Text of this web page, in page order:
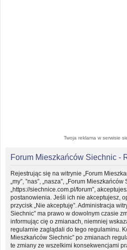
Twoja reklama w serwisie
Forum Mieszkańców Siechnic -
Rejestrując się na witrynie „Forum
„my”, ”nas”, „nasza”, „Forum Mieszkańców
„https://siechnice.com.pl/forum”,
postanowienia. Jeśli ich nie akceptujesz,
przycisk „Nie akceptuję”. Administracja
Siechnic” ma prawo w dowolnym czasie
informując cię o zmianach, niemniej
regularnie zaglądali do tego regulaminu.
Mieszkańców Siechnic” po zmianach
te zmiany ze wszelkimi konsekwencjami